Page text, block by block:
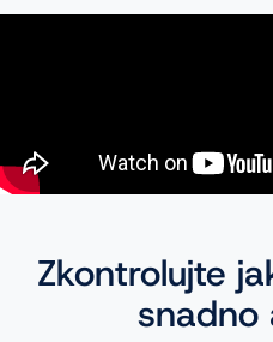
Zkontrolujte
snadno